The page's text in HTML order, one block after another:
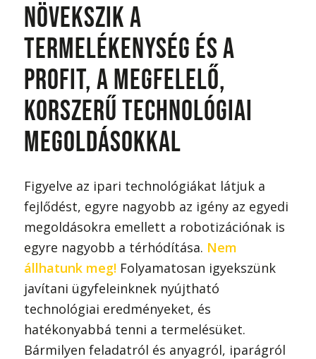
NÖVEKSZIK A
TERMELÉKENYSÉG ÉS A
PROFIT, A MEGFELELŐ,
KORSZERŰ TECHNOLÓGIAI
MEGOLDÁSOKKAL
Figyelve az ipari technológiákat látjuk a
fejlődést, egyre nagyobb az igény az egyedi
megoldásokra emellett a robotizációnak is
egyre nagyobb a térhódítása. Nem
állhatunk meg!Folyamatosan igyekszünk
javítani ügyfeleinknek nyújtható
technológiai eredményeket, és
hatékonyabbá tenni a termelésüket.
Bármilyen feladatról és anyagról, iparágról